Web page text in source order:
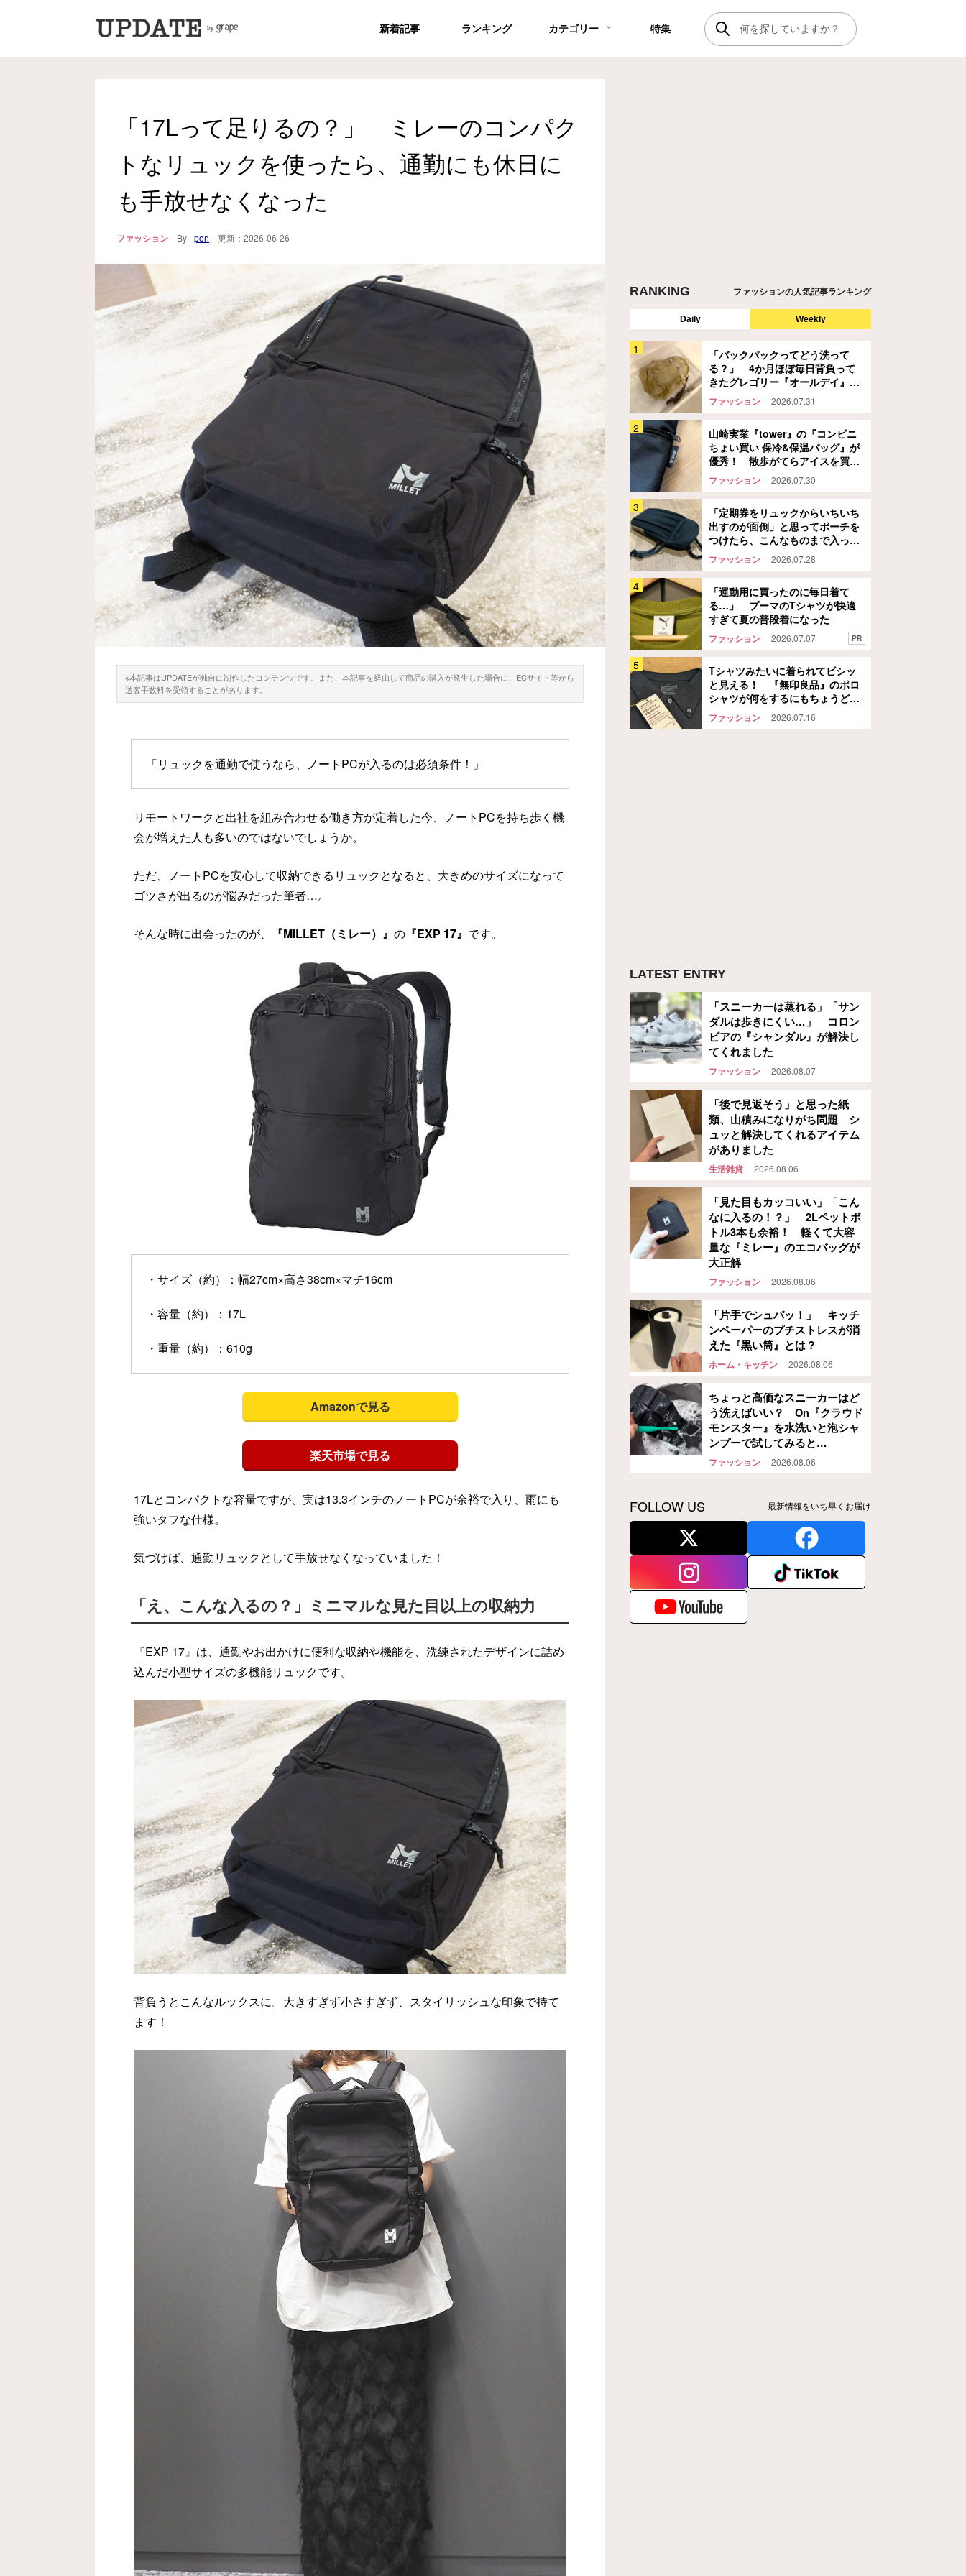
新着記事 ランキング カテゴリー 特集
「17Lって足りるの？」 ミレーのコンパク
トなリュックを使ったら、通勤にも休日に
も手放せなくなった
ファッション By -pon 更新： 2026-06-26
※本記事はUPDATEが独自に制作したコンテンツです。また、本記事を経由して商品の購入が発生した場合に、ECサイト等から
送客手数料を受領することがあります。
「リュックを通勤で使うなら、ノートPCが入るのは必須条件！」
リモートワークと出社を組み合わせる働き方が定着した今、ノートPCを持ち歩く機
会が増えた人も多いのではないでしょうか。
ただ、ノートPCを安心して収納できるリュックとなると、大きめのサイズになって
ゴツさが出るのが悩みだった筆者…。
そんな時に出会ったのが、 『MILLET（ミレー）』 の 『EXP 17』 です。
・サイズ（約）：幅27cm×高さ38cm×マチ16cm
・容量（約）：17L
・重量（約）：610g
Amazonで見る
楽天市場で見る
17Lとコンパクトな容量ですが、実は13.3インチのノートPCが余裕で入り、雨にも
強いタフな仕様。
気づけば、通勤リュックとして手放せなくなっていました！
「え、こんな入るの？」ミニマルな見た目以上の収納力
『EXP 17』は、通勤やお出かけに便利な収納や機能を、洗練されたデザインに詰め
込んだ小型サイズの多機能リュックです。
背負うとこんなルックスに。大きすぎず小さすぎず、スタイリッシュな印象で持て
ます！
RANKING ファッションの人気記事ランキング
Daily Weekly
「バックパックってどう洗って
る？」 4か月ほぼ毎日背負って
きたグレゴリー『オールデイ』
ファッション
「こんなに使えると思わなかっ
た…」 旅のサブバッグを探して
るなら『グレゴリー』のコレ、チ
ェックして！
ファッション 2026.07.21
「見た目もカッコいい」「こんな
に入るの！？」 2Lペットボトル
3本も余裕！ 軽くて大容量な
『ミレー』のエコバッグが大正解
ファッション 2026.08.06
「日傘を差すと邪魔、でも帽子だ
けは不安…」 その悩み、Wpc.の
『かぶる日傘』が解決してくれま
す
ファッション 2026.08.05
「疲れない」といわれるニューバ
ランス 30足以上履いて『ベスト
「バックパックってどう洗って
る？」 4か月ほぼ毎日背負って
きたグレゴリー『オールデイ』
を…
ファッション 2026.07.31
山崎実業『tower』の『コンビニ
ちょい買い 保冷&保温バッグ』が
優秀！ 散歩がてらアイスを買い
に行ってみた結果…
ファッション 2026.07.30
「定期券をリュックからいちいち
出すのが面倒」と思ってポーチを
つけたら、こんなものまで入った
話
ファッション 2026.07.28
「運動用に買ったのに毎日着て
る…」 プーマのTシャツが快適
すぎて夏の普段着になった
ファッション 2026.07.07 PR
Tシャツみたいに着られてビシッ
と見える！ 『無印良品』のポロ
シャツが何をするにもちょうどよ
かった
ファッション 2026.07.16
LATEST ENTRY
「スニーカーは蒸れる」「サン
ダルは歩きにくい…」 コロン
ビアの『シャンダル』が解決し
てくれました
ファッション 2026.08.07
「後で見返そう」と思った紙
類、山積みになりがち問題 シ
ュッと解決してくれるアイテム
がありました
生活雑貨 2026.08.06
「見た目もカッコいい」「こん
なに入るの！？」 2Lペットボ
トル3本も余裕！ 軽くて大容
量な『ミレー』のエコバッグが
大正解
ファッション 2026.08.06
「片手でシュパッ！」 キッチ
ンペーパーのプチストレスが消
えた『黒い筒』とは？
ホーム・キッチン 2026.08.06
ちょっと高価なスニーカーはど
う洗えばいい？ On『クラウド
モンスター』を水洗いと泡シャ
ンプーで試してみると…
ファッション 2026.08.06
FOLLOW US 最新情報をいち早くお届け